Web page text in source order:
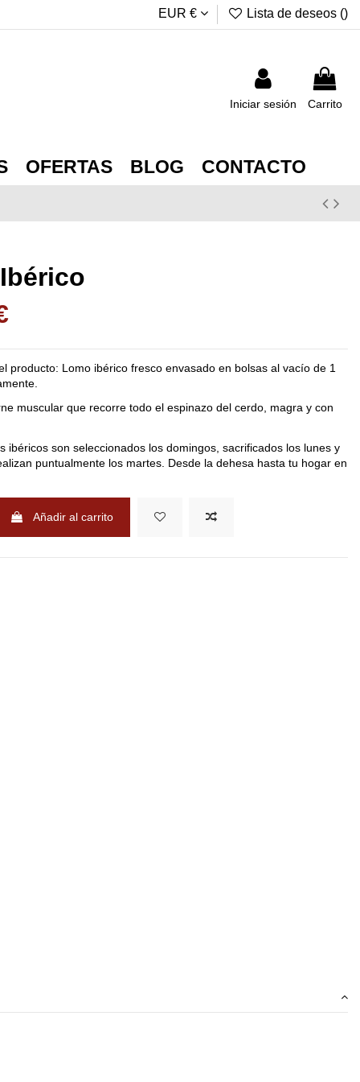
EUR € Lista de deseos ()
Iniciar sesión Carrito
OFERTAS BLOG CONTACTO
producto: Lomo ibérico fresco envasado en bolsas al vacío de 1
muscular que recorre todo el espinazo del cerdo, magra y con
ibéricos son seleccionados los domingos, sacrificados los lunes y
puntualmente los martes. Desde la dehesa hasta tu hogar en
Añadir al carrito